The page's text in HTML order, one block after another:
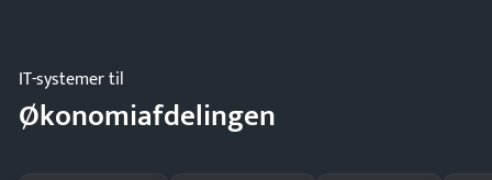
IT-systemer til
Økonomiafdelingen